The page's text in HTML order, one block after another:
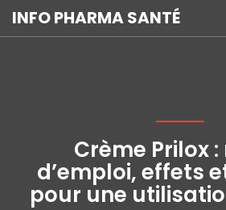
INFO PHARMA SANTÉ
Crème Prilox
d’emploi, effets
pour une